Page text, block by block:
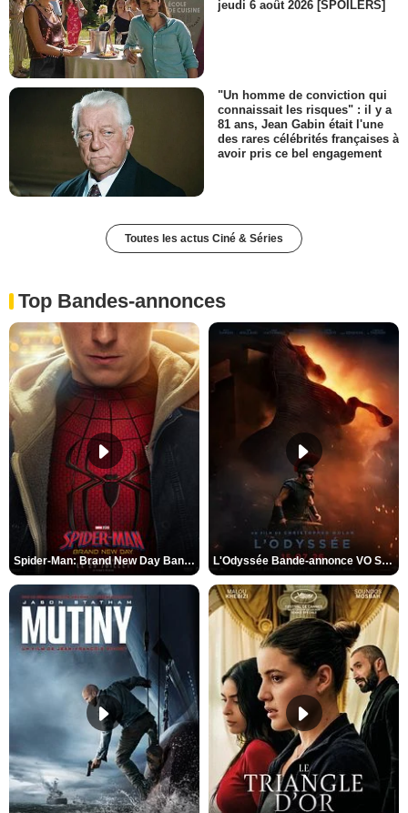
jeudi 6 août 2026 [SPOILERS]
"Un homme de conviction qui
connaissait les risques" : il y a
81 ans, Jean Gabin était l'une
des rares célébrités françaises à
avoir pris ce bel engagement
Toutes les actus Ciné & Séries
Top Bandes-annonces
Spider-Man: Brand New Day Bande-annonce VO STFR L'Odyssée Bande-annonce VO STFR